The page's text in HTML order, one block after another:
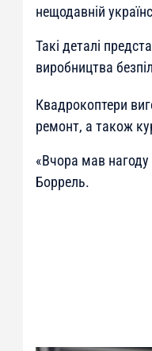
нещодавній
Такі деталі
виробництва
Квадрокоптери
ремонт, а також
«Вчора мав нагоду
Боррель.